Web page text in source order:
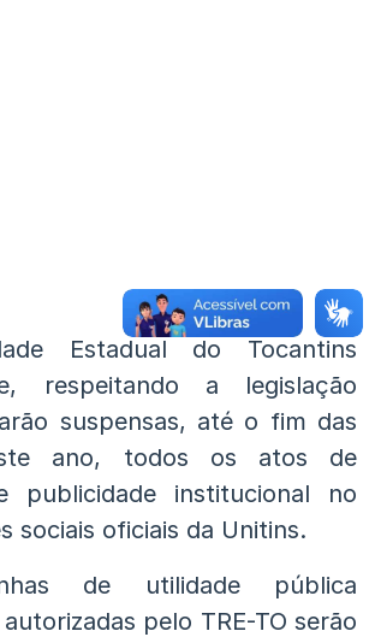
Estadual do Tocantins
respeitando a legislação
suspensas, até o fim das
ano, todos os atos de
publicidade institucional no
sociais oficiais da Unitins.
de utilidade pública
pelo TRE-TO serão